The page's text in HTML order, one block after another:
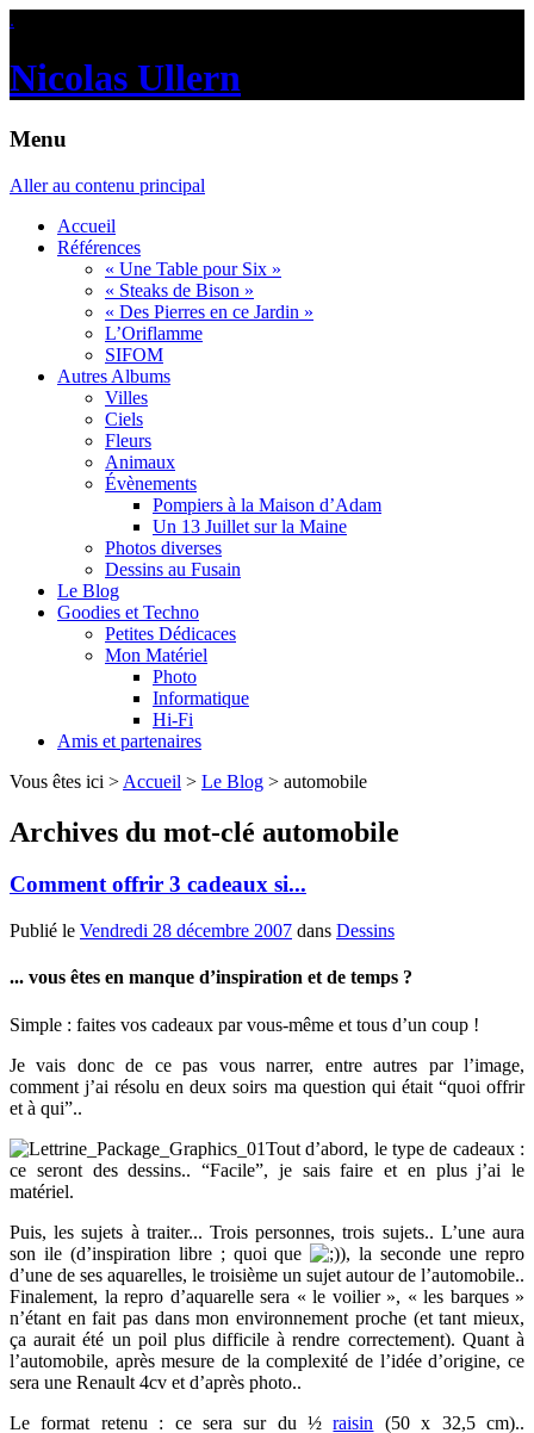
.
Nicolas Ullern
Menu
Aller au contenu principal
Accueil
Références
« Une Table pour Six »
« Steaks de Bison »
« Des Pierres en ce Jardin »
L’Oriflamme
SIFOM
Autres Albums
Villes
Ciels
Fleurs
Animaux
Évènements
Pompiers à la Maison d’Adam
Un 13 Juillet sur la Maine
Photos diverses
Dessins au Fusain
Le Blog
Goodies et Techno
Petites Dédicaces
Mon Matériel
Photo
Informatique
Hi-Fi
Amis et partenaires
Vous êtes ici > Accueil > Le Blog > automobile
Archives du mot-clé automobile
Comment offrir 3 cadeaux si...
Publié le Vendredi 28 décembre 2007 dans Dessins
... vous êtes en manque d’inspiration et de temps ?
Simple : faites vos cadeaux par vous-même et tous d’un coup !
Je vais donc de ce pas vous narrer, entre autres par l’image,
comment j’ai résolu en deux soirs ma question qui était “quoi offrir
et à qui”..
Tout d’abord, le type de cadeaux :
ce seront des dessins.. “Facile”, je sais faire et en plus j’ai le
matériel.
Puis, les sujets à traiter... Trois personnes, trois sujets.. L’une aura
son ile (d’inspiration libre ; quoi que
), la seconde une repro
d’une de ses aquarelles, le troisième un sujet autour de l’automobile..
Finalement, la repro d’aquarelle sera « le voilier », « les barques »
n’étant en fait pas dans mon environnement proche (et tant mieux,
ça aurait été un poil plus difficile à rendre correctement). Quant à
l’automobile, après mesure de la complexité de l’idée d’origine, ce
sera une Renault 4cv et d’après photo..
Le format retenu : ce sera sur du ½raisin (50 x 32,5 cm)..